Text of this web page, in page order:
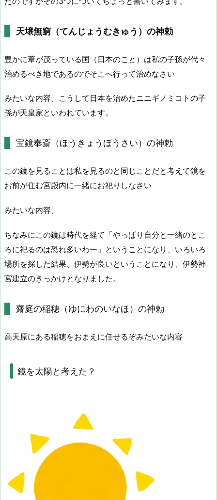
天壌無窮（てんじょうむきゅう）の神勅
豊かに葦が茂っている国（日本のこと）は私の子孫が代々
治めるべき地であるのでそこへ行って治めなさい
みたいな内容。こうして日本を治めたニニギノミコトの子
孫が天皇家といわれています。
宝鏡奉斎（ほうきょうほうさい）の神勅
この鏡を見ることは私を見るのと同じことだと考えて鏡を
お前が住む宮殿内に一緒にお祀りしなさい
みたいな内容。
ちなみにこの鏡は時代を経て「やっぱり自分と一緒のとこ
ろに祀るのは恐れ多いわー」ということになり、いろいろ
場所を探した結果、伊勢が良いということになり、伊勢神
宮建立のきっかけとなりました。
齋庭の稲穂（ゆにわのいなほ）の神勅
高天原にある稲穂をおまえに任せるぞみたいな内容
鏡を太陽と考えた？